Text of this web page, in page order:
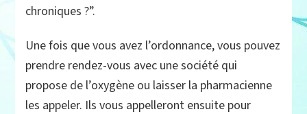
chroniques ?”.
Une fois que vous avez l’ordonnance, vous pouvez
prendre rendez-vous avec une société qui
propose de l’oxygène ou laisser la pharmacienne
les appeler. Ils vous appelleront ensuite pour